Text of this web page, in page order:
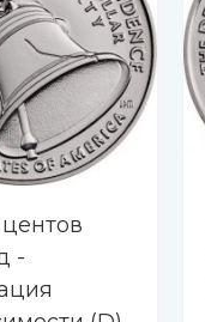
-